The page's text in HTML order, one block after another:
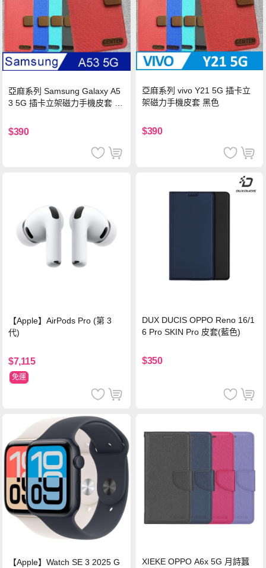
亞麻系列 Samsung Galaxy A5
3 5G 插卡立架磁力手機皮套 藍
$390
亞麻系列 vivo Y21 5G 插卡立
架磁力手機皮套 黑色
$390
【Apple】AirPods Pro (第 3
代)
$7,115
免運
DUX DUCIS OPPO Reno 16/1
6 Pro SKIN Pro 皮套(藍色)
$350
【Apple】Watch SE 3 2025 G
XIEKE OPPO A6x 5G 月詩蠶